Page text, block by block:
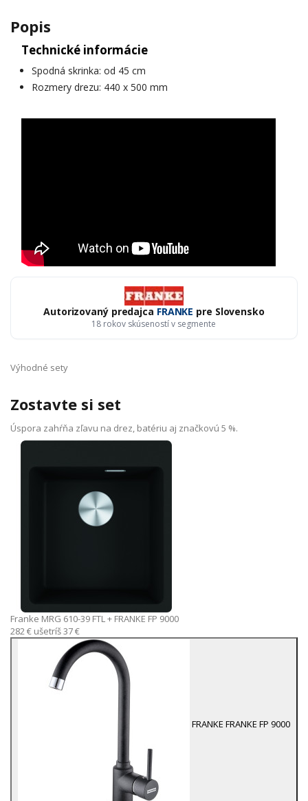
Popis
Technické informácie
Spodná skrinka: od 45 cm
Rozmery drezu: 440 x 500 mm
Autorizovaný predajca FRANKE pre Slovensko
18 rokov skúseností v segmente
Výhodné sety
Zostavte si set
Úspora zahŕňa zľavu na drez, batériu aj značkovú 5 %.
Franke MRG 610-39 FTL+ FRANKE FP 9000
282 € ušetríš 37 €
FRANKE FRANKE FP 9000